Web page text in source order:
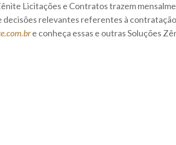
Licitações e Contratos trazem
decisões relevantes referentes à
e conheça essas e outras Soluções